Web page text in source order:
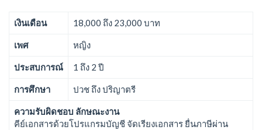
เงินเดือน 18,000 ถึง 23,000 บาท
เพศ หญิง
ประสบการณ์ 1 ถึง 2 ปี
การศึกษา ปวช ถึง ปริญาตรี
ความรับผิดชอบ ลักษณะงาน
คีย์เอกสารด้วยโปรแกรมบัญชี จัดเรียงเอกสาร ยื่นภาษีผ่าน